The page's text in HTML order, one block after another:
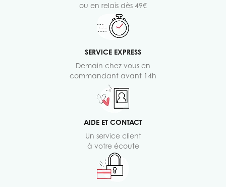
ou en relais dès 49€
SERVICE EXPRESS
Demain chez vous en
commandant avant 14h
AIDE ET CONTACT
Un service client
à votre écoute